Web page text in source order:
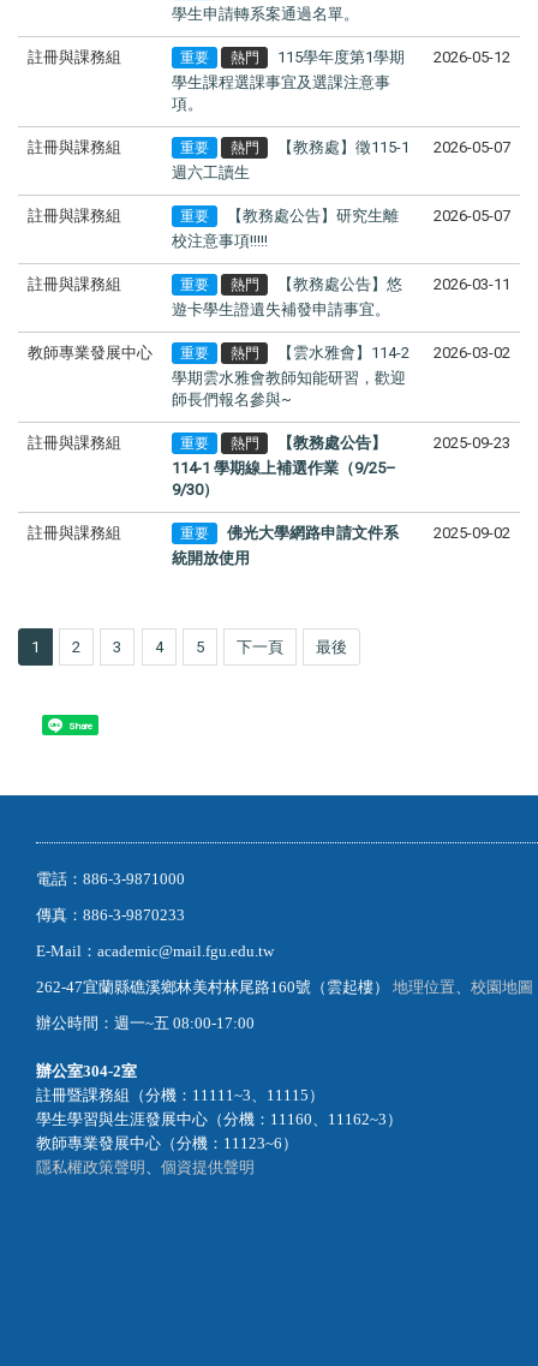
學生申請轉系案通過名單。
註冊與課務組 重要 熱門
115學年度第1學期
學生課程選課事宜及選課注意事
項。
2026-05-12
註冊與課務組 重要 熱門
【教務處】徵115-1
週六工讀生
2026-05-07
註冊與課務組 重要
【教務處公告】研究生離
校注意事項!!!!!
2026-05-07
註冊與課務組 重要 熱門
【教務處公告】悠
遊卡學生證遺失補發申請事宜。
2026-03-11
教師專業發展中心 重要 熱門
【雲水雅會】114-2
學期雲水雅會教師知能研習，歡迎
師長們報名參與~
2026-03-02
註冊與課務組 重要 熱門
【教務處公告】
114-1 學期線上補選作業（9/25–
9/30）
2025-09-23
註冊與課務組 重要
佛光大學網路申請文件系
統開放使用
2025-09-02
1 2 3 4 5 下一頁 最後
Share
電話：886-3-9871000
傳真：886-3-9870233
E-Mail：academic@mail.fgu.edu.tw
262-47宜蘭縣礁溪鄉林美村林尾路160號（雲起樓） 地理位置、 校園地圖
辦公時間：週一~五 08:00-17:00
辦公室304-2室
註冊暨課務組（分機：11111~3、11115）
學生學習與生涯發展中心（分機：11160、11162~3）
教師專業發展中心（分機：11123~6）
隱私權政策聲明 、 個資提供聲明